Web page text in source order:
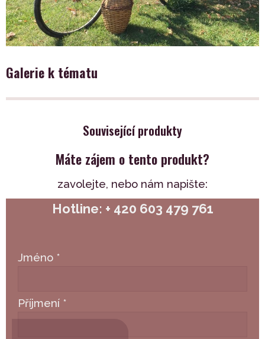
Galerie k tématu
Související produkty
Máte zájem o tento produkt?
zavolejte, nebo nám napište:
Hotline: + 420 603 479 761
Jméno *
Příjmení *